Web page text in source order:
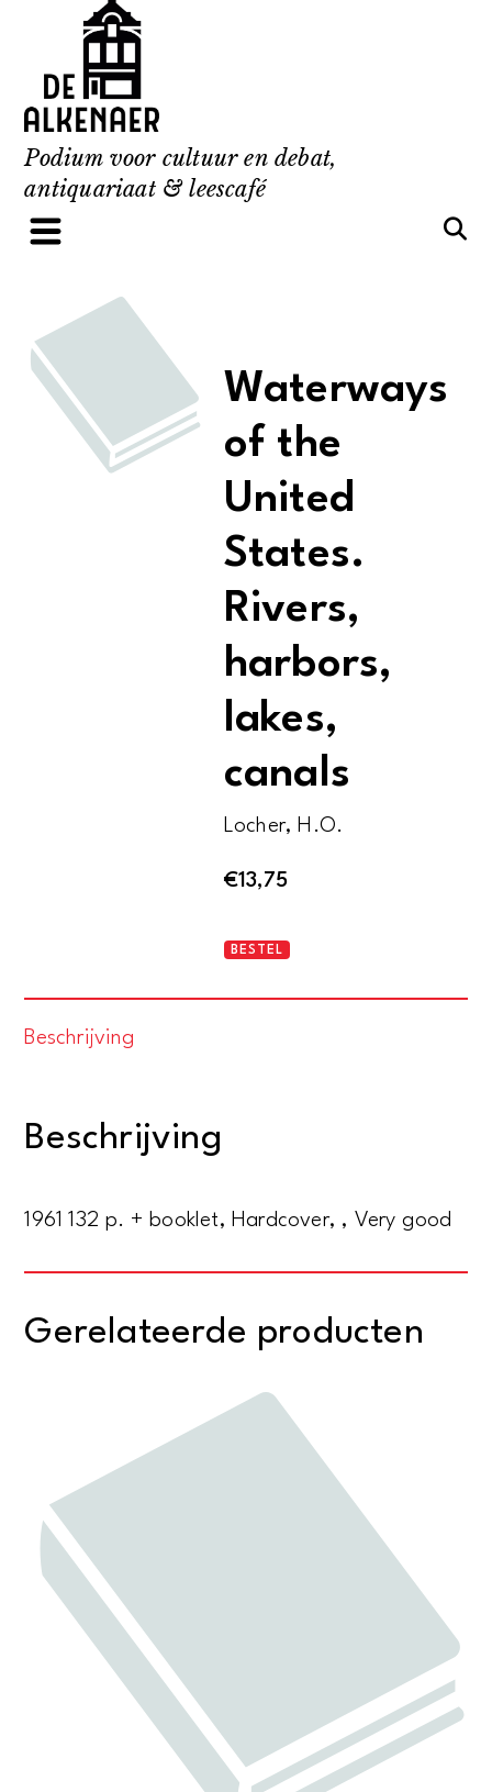
content
Podium voor cultuur en debat,
antiquariaat & leescafé
Waterways
of the
United
States.
Rivers,
harbors,
lakes,
canals
Locher, H.O.
€13,75
Waterways
aantal
BESTEL
Beschrijving
Beschrijving
1961 132 p. + booklet, Hardcover, , Very good
Gerelateerde producten